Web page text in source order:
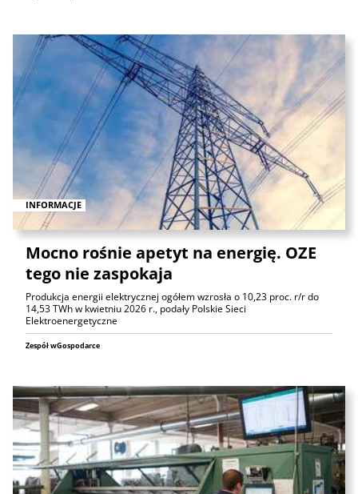
INFORMACJE
Mocno rośnie apetyt na energię. OZE
tego nie zaspokaja
Produkcja energii elektrycznej ogółem wzrosła o 10,23 proc. r/r do
14,53 TWh w kwietniu 2026 r., podały Polskie Sieci
Elektroenergetyczne
Zespół wGospodarce